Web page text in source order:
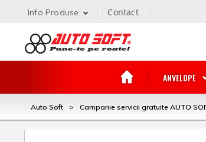
ANVELOPE
Info Produse Contact
Auto Soft > Campanie servicii gratuite AUTO